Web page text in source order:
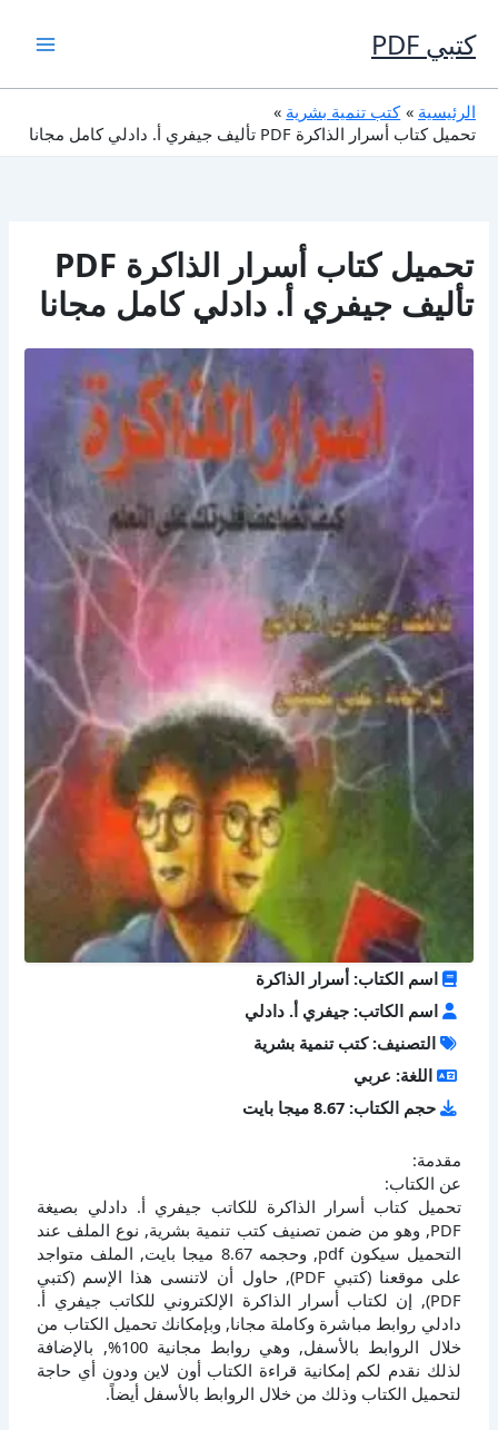
إلى
المحتوى
كتبي PDF
الرئيسية
كتب تنمية بشرية
تحميل كتاب أسرار الذاكرة PDF تأليف جيفري أ. دادلي كامل مجانا
تحميل كتاب أسرار الذاكرة PDF
تأليف جيفري أ. دادلي كامل مجانا
اسم الكتاب: أسرار الذاكرة
اسم الكاتب: جيفري أ. دادلي
التصنيف: كتب تنمية بشرية
اللغة: عربي
حجم الكتاب: 8.67 ميجا بايت
مقدمة:
عن الكتاب:
تحميل كتاب أسرار الذاكرة للكاتب جيفري أ. دادلي بصيغة
PDF, وهو من ضمن تصنيف كتب تنمية بشرية, نوع الملف عند
التحميل سيكون pdf, وحجمه 8.67 ميجا بايت, الملف متواجد
على موقعنا (كتبي PDF), حاول أن لاتنسى هذا الإسم (كتبي
PDF), إن لكتاب أسرار الذاكرة الإلكتروني للكاتب جيفري أ.
دادلي روابط مباشرة وكاملة مجانا, وبإمكانك تحميل الكتاب من
خلال الروابط بالأسفل, وهي روابط مجانية 100%, بالإضافة
لذلك نقدم لكم إمكانية قراءة الكتاب أون لاين ودون أي حاجة
لتحميل الكتاب وذلك من خلال الروابط بالأسفل أيضاً.